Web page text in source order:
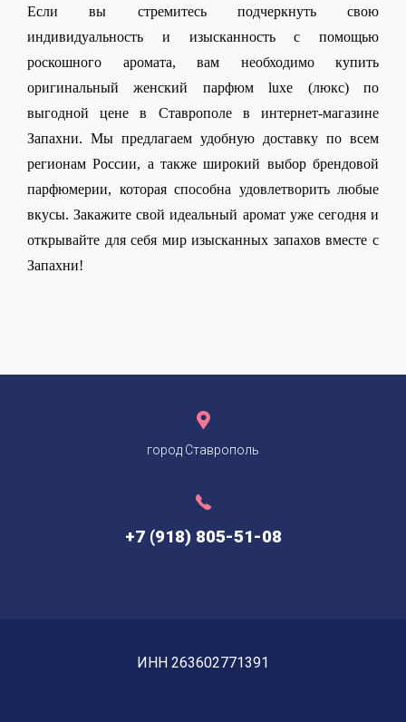
Если вы стремитесь подчеркнуть свою
индивидуальность и изысканность с помощью
роскошного аромата, вам необходимо купить
оригинальный женский парфюм luxe (люкс) по
выгодной цене в Ставрополе в интернет-магазине
Запахни. Мы предлагаем удобную доставку по всем
регионам России, а также широкий выбор брендовой
парфюмерии, которая способна удовлетворить любые
вкусы. Закажите свой идеальный аромат уже сегодня и
открывайте для себя мир изысканных запахов вместе с
Запахни!
город Ставрополь
+7 (918) 805-51-08
ИНН 263602771391